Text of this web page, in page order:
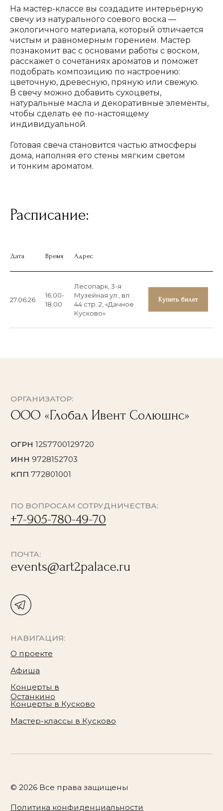
На мастер-классе вы создадите интерьерную
свечу из натурального соевого воска —
экологичного материала, который отличается
чистым и равномерным горением. Мастер
познакомит вас с основами работы с воском,
расскажет о сочетаниях ароматов и поможет
подобрать композицию по настроению:
цветочную, древесную, пряную или свежую.
В свечу можно добавить сухоцветы,
натуральные масла и декоративные элементы,
чтобы сделать ее по-настоящему
индивидуальной.
Готовая свеча становится частью атмосферы
дома, наполняя его стены мягким светом
и тонким ароматом.
Расписание:
Дата Время Адрес
27.06.26
16.00-
18.00
Лесопарк, 3-я
Музейная ул., вл.
44 стр. 2, «Дачное
Кусково»
Купить билет
ОГРН1257700129720
© 2026 Все права защищены
Афиша
НАВИГАЦИЯ:
ООО «Глобал Ивент Солюшнс»
ПО ВОПРОСАМ СОТРУДНИЧЕСТВА:
+7-905-780-49-70
events@art2palace.ru